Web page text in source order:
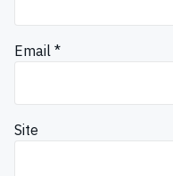
Email *
Site